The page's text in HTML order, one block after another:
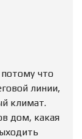
что
линии,
климат.
дом, какая